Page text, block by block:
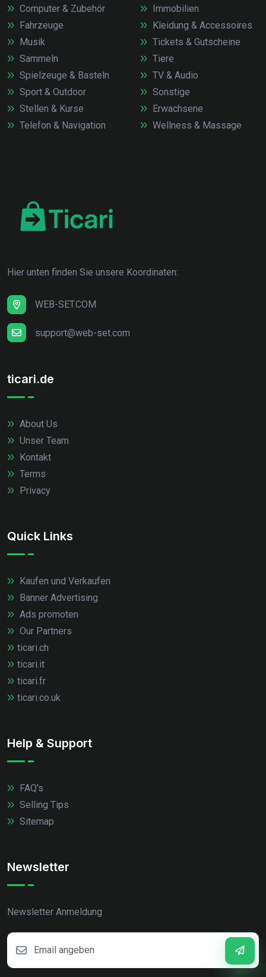
Computer & Zubehör
Fahrzeuge
Immobilien
Kleidung & Accessoires
Musik
Sammeln
Spielzeuge & Basteln
Sport & Outdoor
Stellen & Kurse
Telefon & Navigation
Tickets & Gutscheine
Tiere
TV & Audio
Sonstige
Erwachsene
Wellness & Massage
Hier unten finden Sie unsere Koordinaten:
WEB-SET.COM
support@web-set.com
ticari.de
About Us
Unser Team
Kontakt
Terms
Privacy
Quick Links
Kaufen und Verkaufen
Banner Advertising
Ads promoten
Our Partners
ticari.ch
ticari.it
ticari.fr
ticari.co.uk
Help & Support
FAQ's
Selling Tips
Sitemap
Newsletter
Newsletter Anmeldung